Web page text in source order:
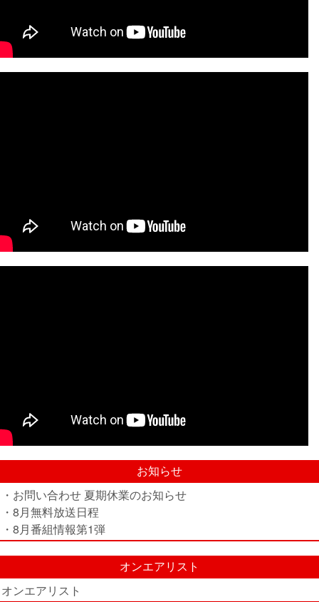
お知らせ
・お問い合わせ 夏期休業のお知らせ
・8月無料放送日程
・8月番組情報第1弾
オンエアリスト
オンエアリスト